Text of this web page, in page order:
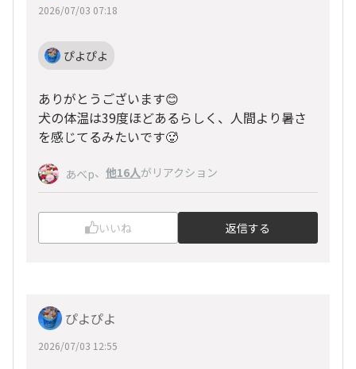
2026/07/03 07:18
ぴよぴよ
ありがとうございます😊
犬の体温は39度ほどあるらしく、人間より暑さ
を感じてるみたいです🥵
あべp、 他16人がリアクション
いいね 返信する
ぴよぴよ
2026/07/03 12:55